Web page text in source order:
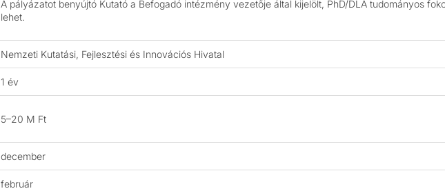
A pályázatot benyújtó Kutató a Befogadó intézmény vezetője által kijelölt, PhD/DLA tudományos
lehet.
Nemzeti Kutatási, Fejlesztési és Innovációs Hivatal
1 év
5–20 M Ft
december
február